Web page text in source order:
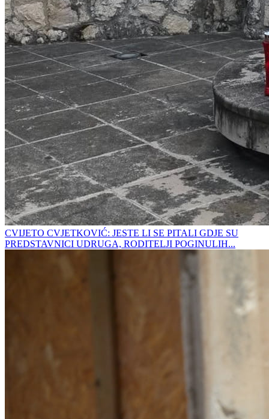
CVIJETO CVJETKOVIĆ: JESTE LI SE PITALI GDJE SU
PREDSTAVNICI UDRUGA, RODITELJI POGINULIH...